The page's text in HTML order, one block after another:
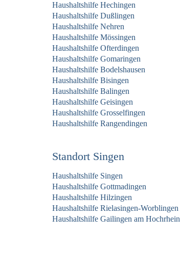
Haushaltshilfe Hechingen
Haushaltshilfe Dußlingen
Haushaltshilfe Nehren
Haushaltshilfe Mössingen
Haushaltshilfe Ofterdingen
Haushaltshilfe Gomaringen
Haushaltshilfe Bodelshausen
Haushaltshilfe Bisingen
Haushaltshilfe Balingen
Haushaltshilfe Geisingen
Haushaltshilfe Grosselfingen
Haushaltshilfe Rangendingen
Standort Singen
Haushaltshilfe Singen
Haushaltshilfe Gottmadingen
Haushaltshilfe Hilzingen
Haushaltshilfe Rielasingen-Worblingen
Haushaltshilfe Gailingen am Hochrhein